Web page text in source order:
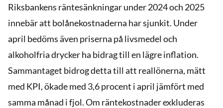
Riksbankens räntesänkningar under 2024 och 2025
innebär att bolånekostnaderna har sjunkit. Under
april bedöms även priserna på livsmedel och
alkoholfria drycker ha bidrag till en lägre inflation.
Sammantaget bidrog detta till att reallönerna, mätt
med KPI, ökade med 3,6 procent i april jämfört med
samma månad i fjol. Om räntekostnader exkluderas